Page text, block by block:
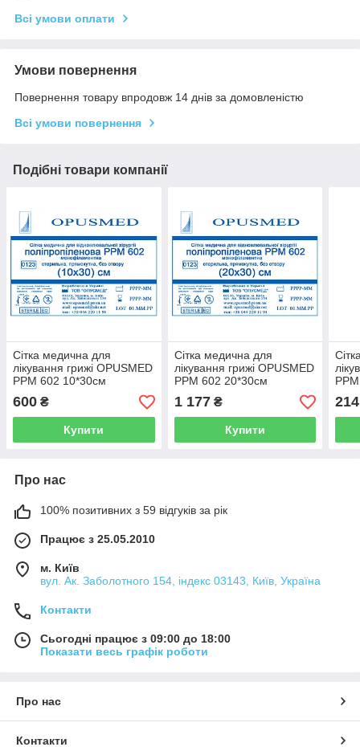
Всі умови оплати
Умови повернення
Повернення товару впродовж 14 днів за домовленістю
Всі умови повернення
Подібні товари компанії
Сітка медична для
лікування грижі OPUSMED
РРМ 602 10*30см
НАДМІЦНА (щільність
97грм/м2)
600 ₴
Купити
Сітка медична для
лікування грижі OPUSMED
РРМ 602 20*30см
НАДМІЦНА (щільність
97грм/м2)
1 177₴
Купити
РРМ
214
Про нас
100% позитивних з 59 відгуків за рік
Працює з 25.05.2010
м. Київ
вул. Ак. Заболотного 154, індекс 03143, Київ, Україна
Контакти
Сьогодні працює з 09:00 до 18:00
Показати весь графік роботи
Про нас
Контакти